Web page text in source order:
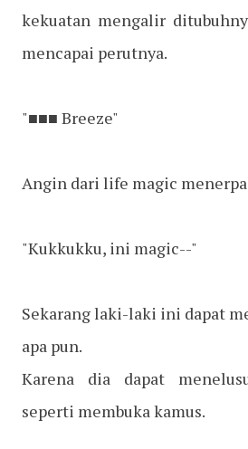
kekuatan mengalir
mencapai perutnya.
"■■■ Breeze"
Angin dari life magic
"Kukkukku, ini magic--"
Sekarang laki-laki ini dapat
apa pun.
Karena dia dapat
seperti membuka kamus.